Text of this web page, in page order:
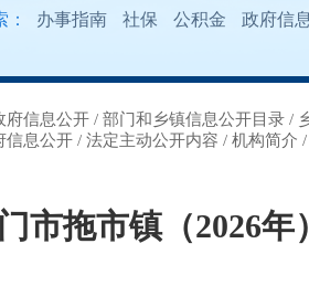
办事指南 社保 公积金 政府信
府信息公开 / 部门和乡镇信息公开目录 /
信息公开 / 法定主动公开内容 / 机构简介
市拖市镇（2026年